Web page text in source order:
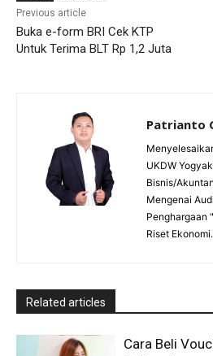
Previous article
Buka e-form BRI Cek KTP
Untuk Terima BLT Rp 1,2 Juta
Patrianto
UKDW
Bisnis/
Mengenai
Penghargaan
Riset Ekonomi.
Related articles
Cara Beli